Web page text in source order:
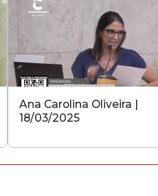
Ana Carolina Oliveira |
18/03/2025